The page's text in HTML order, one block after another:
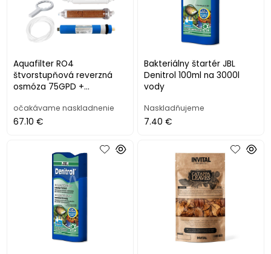
Aquafilter RO4
štvorstupňová reverzná
osmóza 75GPD +
očakávame naskladnenie
67.10 €
Bakteriálny štartér JBL
Denitrol 100ml na 3000l
vody
Naskladňujeme
7.40 €